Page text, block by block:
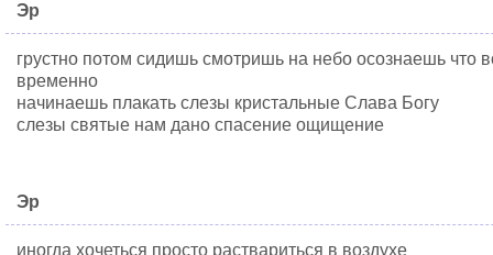
Эр
грустно потом сидишь смотришь на небо осознаешь что
временно
начинаешь плакать слезы кристальные Слава Богу
слезы святые нам дано спасение ощищение
Эр
иногда хочеться просто раствариться в воздухе